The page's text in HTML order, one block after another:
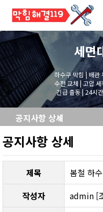
세면
하수구 막힘 | 배관
수전 교체 | 고압
긴급 출동 | 24시
공지사항 상세
공지사항 상세
제목
봄철 하
작성자
admin [